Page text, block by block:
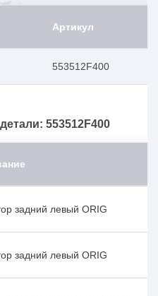
Артикул
553512F400
553512F400
задний левый ORIG
задний левый ORIG